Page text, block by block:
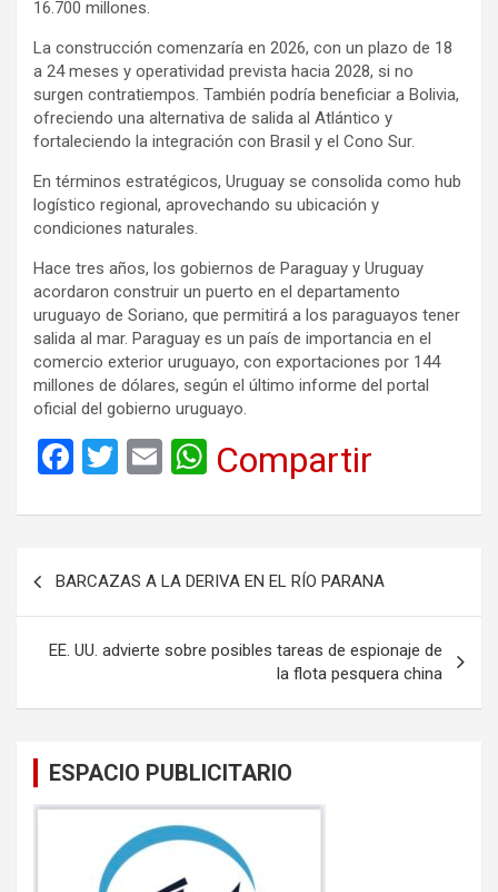
16.700 millones.
La construcción comenzaría en 2026, con un plazo de 18
a 24 meses y operatividad prevista hacia 2028, si no
surgen contratiempos. También podría beneficiar a Bolivia,
ofreciendo una alternativa de salida al Atlántico y
fortaleciendo la integración con Brasil y el Cono Sur.
En términos estratégicos, Uruguay se consolida como hub
logístico regional, aprovechando su ubicación y
condiciones naturales.
Hace tres años, los gobiernos de Paraguay y Uruguay
acordaron construir un puerto en el departamento
uruguayo de Soriano, que permitirá a los paraguayos tener
salida al mar. Paraguay es un país de importancia en el
comercio exterior uruguayo, con exportaciones por 144
millones de dólares, según el último informe del portal
oficial del gobierno uruguayo.
F
ce
b
o
o
k
T
tt
er
E
ail
W
at
s
A
p
Compartir
entradas
BARCAZAS A LA DERIVA EN EL RÍO PARANA
EE. UU. advierte sobre posibles tareas de espionaje de
la flota pesquera china
ESPACIO PUBLICITARIO